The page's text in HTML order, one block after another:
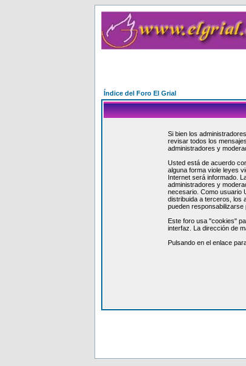
Índice del Foro El Grial
Si bien los
revisar todos los
administradores y
Usted está de acuerdo
alguna forma viole leyes
Internet será informado.
administradores y
necesario. Como usuario
distribuida a terceros, los
pueden responsabilizarse
Este foro usa "cookies"
interfaz. La dirección de
Pulsando en el enlace